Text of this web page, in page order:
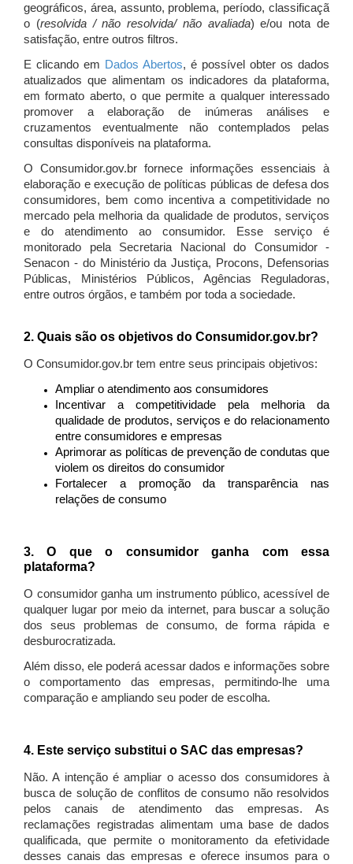
geográficos, área, assunto, problema, período, classificaçã
o (resolvida / não resolvida/ não avaliada) e/ou nota de
satisfação, entre outros filtros.
E clicando em Dados Abertos, é possível obter os dados
atualizados que alimentam os indicadores da plataforma,
em formato aberto, o que permite a qualquer interessado
promover a elaboração de inúmeras análises e
cruzamentos eventualmente não contemplados pelas
consultas disponíveis na plataforma.
O Consumidor.gov.br fornece informações essenciais à
elaboração e execução de políticas públicas de defesa dos
consumidores, bem como incentiva a competitividade no
mercado pela melhoria da qualidade de produtos, serviços
e do atendimento ao consumidor. Esse serviço é
monitorado pela Secretaria Nacional do Consumidor -
Senacon - do Ministério da Justiça, Procons, Defensorias
Públicas, Ministérios Públicos, Agências Reguladoras,
entre outros órgãos, e também por toda a sociedade.
2. Quais são os objetivos do Consumidor.gov.br?
O Consumidor.gov.br tem entre seus principais objetivos:
Ampliar o atendimento aos consumidores
Incentivar a competitividade pela melhoria da
qualidade de produtos, serviços e do relacionamento
entre consumidores e empresas
Aprimorar as políticas de prevenção de condutas que
violem os direitos do consumidor
Fortalecer a promoção da transparência nas
relações de consumo
3. O que o consumidor ganha com essa
plataforma?
O consumidor ganha um instrumento público, acessível de
qualquer lugar por meio da internet, para buscar a solução
dos seus problemas de consumo, de forma rápida e
desburocratizada.
Além disso, ele poderá acessar dados e informações sobre
o comportamento das empresas, permitindo-lhe uma
comparação e ampliando seu poder de escolha.
4. Este serviço substitui o SAC das empresas?
Não. A intenção é ampliar o acesso dos consumidores à
busca de solução de conflitos de consumo não resolvidos
pelos canais de atendimento das empresas. As
reclamações registradas alimentam uma base de dados
qualificada, que permite o monitoramento da efetividade
desses canais das empresas e oferece insumos para o